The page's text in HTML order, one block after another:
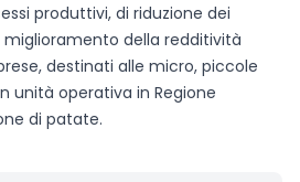
produttivi, di riduzione dei
della redditività
destinati alle micro, piccole
unità operativa in Regione
di patate.